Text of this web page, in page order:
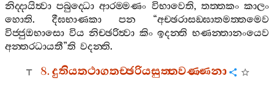
නිද‍්දායිත්‍වා පබුද‍්ධො ආරම‍්මණං විභාවෙති, තත‍්තකං කාලං
හොති. දීඝභාණකා පන “අච‍්ඡරාසඞ‍්ඝාතමත‍්තමෙව
විජ‍්ජුඔභාසො විය නිච‍්ඡරිත්‍වා කිං ඉදන‍්ති භණන‍්තානංයෙව
අන‍්තරධායතී”ති වදන‍්ති.
8.දුතියතථාගතච‍්ඡරියසුත‍්තවණ‍්ණනා